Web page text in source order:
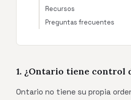
Recursos
Preguntas frecuentes
1. ¿Ontario tiene control
Ontario no tiene su propia